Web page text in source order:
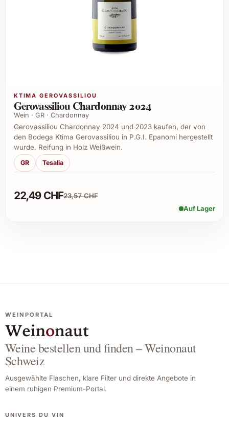
KTIMA GEROVASSILIOU
Gerovassiliou Chardonnay 2024
Wein · GR · Chardonnay
Gerovassiliou Chardonnay 2024 und 2023 kaufen, der von
den Bodega Ktima Gerovassiliou in P.G.I. Epanomi hergestellt
wurde. Reifung in Holz Weißwein.
GR Tesalia
22,49 CHF23,57 CHF
Auf Lager
WEINPORTAL
Weine bestellen und finden – Weinonaut
Schweiz
Ausgewählte Flaschen, klare Filter und direkte Angebote in
einem ruhigen Premium-Portal.
UNIVERS DU VIN